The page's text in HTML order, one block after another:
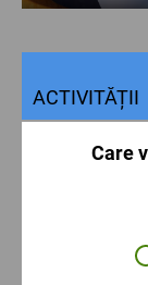
ACTIVITĂȚII
Care